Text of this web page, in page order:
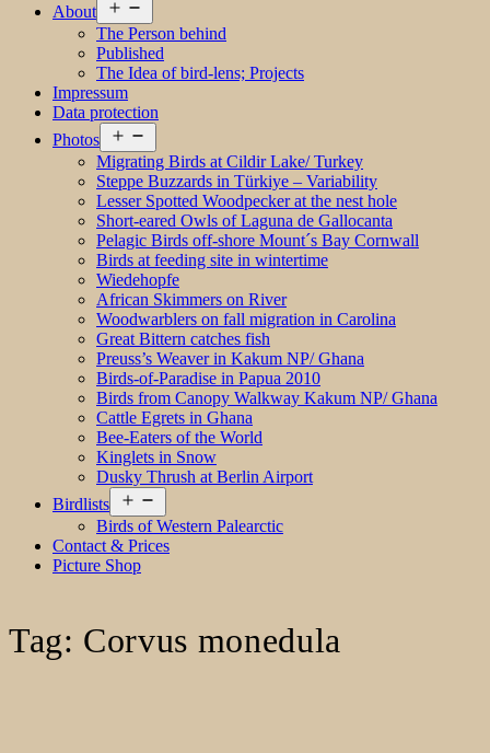
About
menu
The Person behind
Published
The Idea of bird-lens; Projects
Impressum
Data protection
Photos
menu
Migrating Birds at Cildir Lake/ Turkey
Steppe Buzzards in Türkiye – Variability
Lesser Spotted Woodpecker at the nest hole
Short-eared Owls of Laguna de Gallocanta
Pelagic Birds off-shore Mount´s Bay Cornwall
Birds at feeding site in wintertime
Wiedehopfe
African Skimmers on River
Woodwarblers on fall migration in Carolina
Great Bittern catches fish
Preuss’s Weaver in Kakum NP/ Ghana
Birds-of-Paradise in Papua 2010
Birds from Canopy Walkway Kakum NP/ Ghana
Cattle Egrets in Ghana
Bee-Eaters of the World
Kinglets in Snow
Dusky Thrush at Berlin Airport
Birdlists
menu
Birds of Western Palearctic
Contact & Prices
Picture Shop
Tag: Corvus monedula